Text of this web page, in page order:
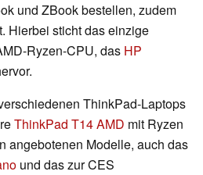
und ZBook bestellen, zudem
Hierbei sticht das einzige
Ryzen-CPU, das HP
ThinkPad-Laptops
ThinkPad T14 AMD mit Ryzen
angebotenen Modelle, auch das
und das zur CES